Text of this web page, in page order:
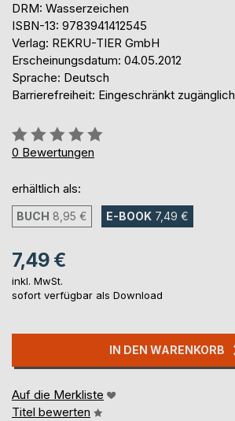
DRM: Wasserzeichen
ISBN-13: 9783941412545
Verlag: REKRU-TIER GmbH
Erscheinungsdatum: 04.05.2012
Sprache: Deutsch
Barrierefreiheit: Eingeschränkt zugänglich
Bewertung::
0%
0 Bewertungen
erhältlich als:
BUCH 8,95 € E-BOOK 7,49 €
7,49 €
inkl. MwSt.
sofort verfügbar als Download
IN DEN WARENKORB
Auf die Merkliste
Titel bewerten